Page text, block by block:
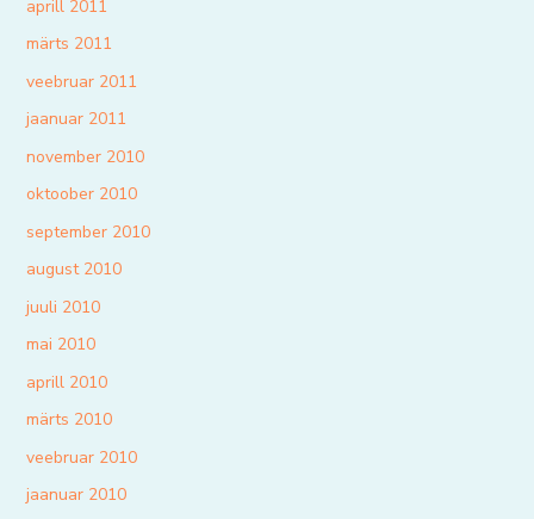
aprill 2011
märts 2011
veebruar 2011
jaanuar 2011
november 2010
oktoober 2010
september 2010
august 2010
juuli 2010
mai 2010
aprill 2010
märts 2010
veebruar 2010
jaanuar 2010